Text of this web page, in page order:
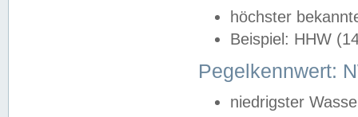
höchster
Beispiel: HHW
Pegelkennwert:
niedrigster